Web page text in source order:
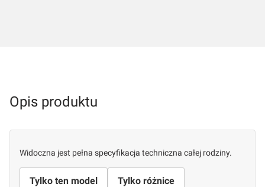
Opis produktu
Widoczna jest pełna specyfikacja techniczna całej rodziny.
Tylko ten model Tylko różnice